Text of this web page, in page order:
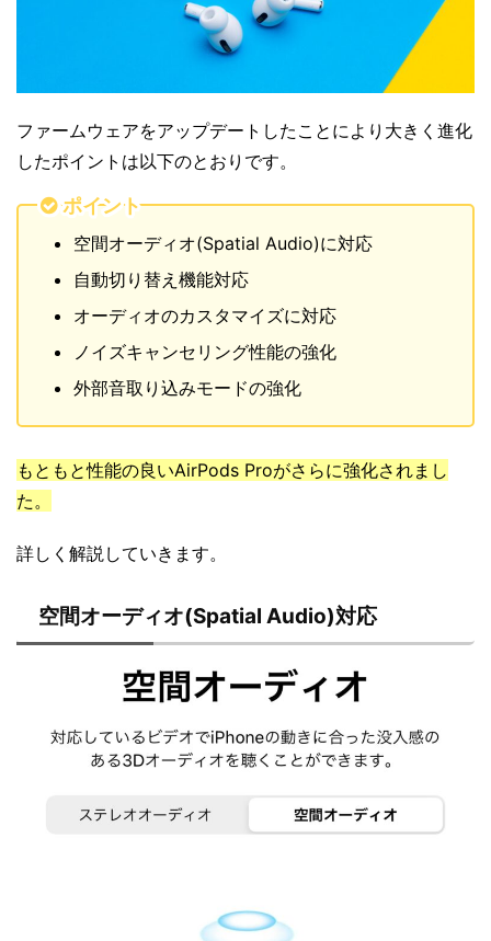
ファームウェアをアップデートしたことにより大きく進化
したポイントは以下のとおりです。
ポイント
空間オーディオ(Spatial Audio)に対応
自動切り替え機能対応
オーディオのカスタマイズに対応
ノイズキャンセリング性能の強化
外部音取り込みモードの強化
もともと性能の良いAirPods Proがさらに強化されまし
た。
詳しく解説していきます。
空間オーディオ(Spatial Audio)対応